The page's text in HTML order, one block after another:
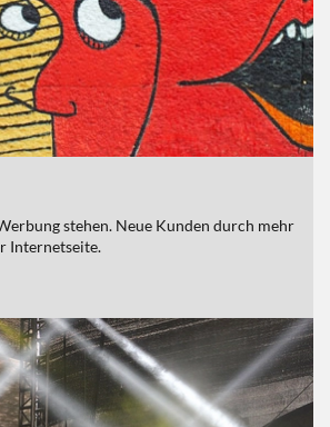
stehen. Neue Kunden durch mehr
Internetseite.